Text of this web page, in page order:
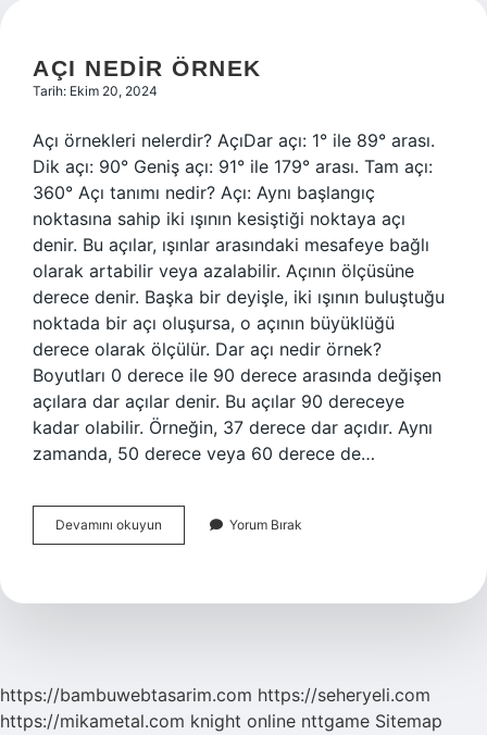
AÇI NEDIR ÖRNEK
Tarih: Ekim 20, 2024
Açı örnekleri nelerdir? AçıDar açı: 1° ile 89° arası.
Dik açı: 90° Geniş açı: 91° ile 179° arası. Tam açı:
360° Açı tanımı nedir? Açı: Aynı başlangıç ​​
noktasına sahip iki ışının kesiştiği noktaya açı
denir. Bu açılar, ışınlar arasındaki mesafeye bağlı
olarak artabilir veya azalabilir. Açının ölçüsüne
derece denir. Başka bir deyişle, iki ışının buluştuğu
noktada bir açı oluşursa, o açının büyüklüğü
derece olarak ölçülür. Dar açı nedir örnek?
Boyutları 0 derece ile 90 derece arasında değişen
açılara dar açılar denir. Bu açılar 90 dereceye
kadar olabilir. Örneğin, 37 derece dar açıdır. Aynı
zamanda, 50 derece veya 60 derece de…
Devamını okuyun
Nedir
Yorum Bırak
https://bambuwebtasarim.com https://seheryeli.com
https://mikametal.com knight online nttgame Sitemap